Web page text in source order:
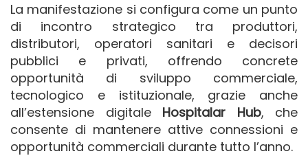
La manifestazione si configura come un punto
di incontro strategico tra produttori,
distributori, operatori sanitari e decisori
pubblici e privati, offrendo concrete
opportunità di sviluppo commerciale,
tecnologico e istituzionale, grazie anche
all’estensione digitale Hospitalar Hub, che
consente di mantenere attive connessioni e
opportunità commerciali durante tutto l’anno.